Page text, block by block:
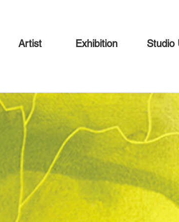
Artist Exhibition Studio